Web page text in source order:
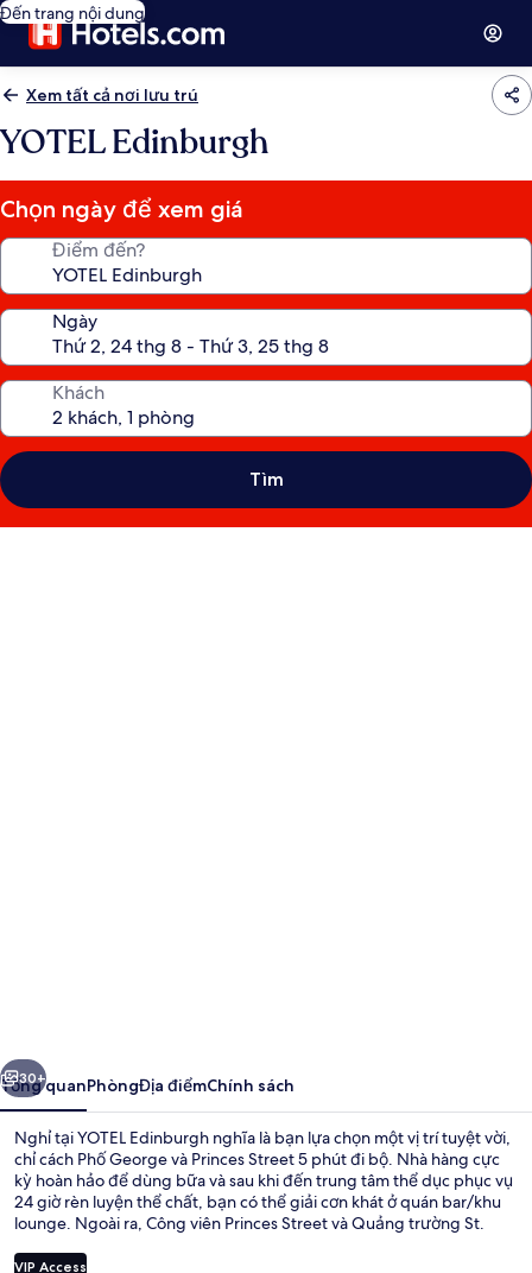
Đến trang nội dung
Xem tất cả nơi lưu trú
YOTEL Edinburgh
Chọn ngày để xem giá
Điểm đến?
Ngày
Khách
Tìm
Tiếp
30+
Tổng quanPhòngĐịa điểmChính sách
Nghỉ tại YOTEL Edinburgh nghĩa là bạn lựa chọn một vị trí tuyệt vời,
chỉ cách Phố George và Princes Street 5 phút đi bộ. Nhà hàng cực
kỳ hoàn hảo để dùng bữa và sau khi đến trung tâm thể dục phục vụ
24 giờ rèn luyện thể chất, bạn có thể giải cơn khát ở quán bar/khu
lounge. Ngoài ra, Công viên Princes Street và Quảng trường St.
nhiệt tình và bữa sáng là những điều được du khách đánh giá cao.
VIP Access